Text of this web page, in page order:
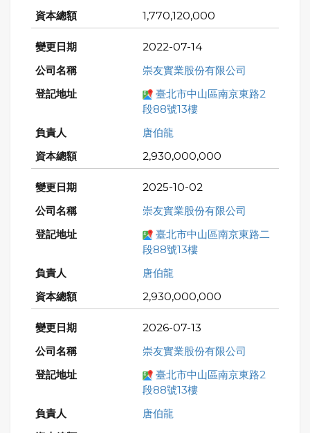
1,770,120,000
2022-07-14
崇友實業股份有限公司
臺北市中山區南京東路2
段88號13樓
唐伯龍
2,930,000,000
2025-10-02
崇友實業股份有限公司
臺北市中山區南京東路二
段88號13樓
唐伯龍
2,930,000,000
2026-07-13
崇友實業股份有限公司
臺北市中山區南京東路2
段88號13樓
唐伯龍